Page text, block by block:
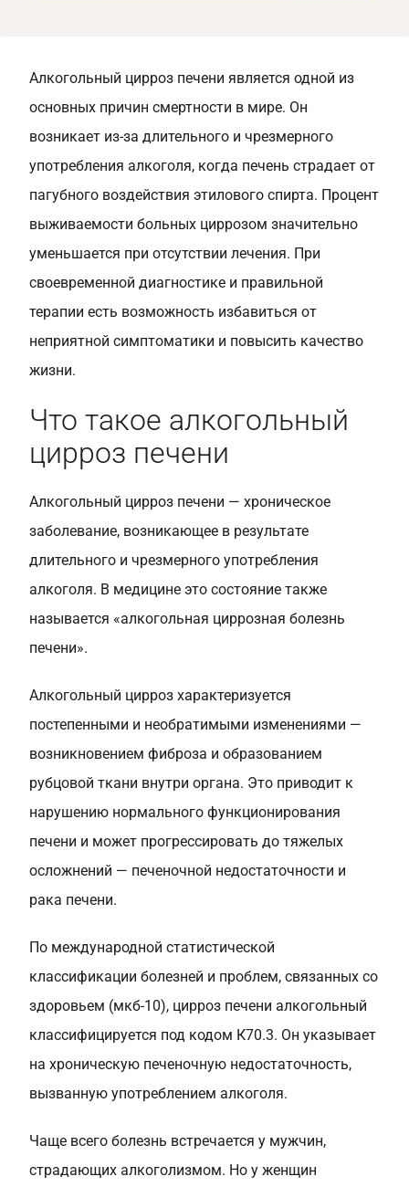
Алкогольный цирроз печени является одной из
основных причин смертности в мире. Он
возникает из-за длительного и чрезмерного
употребления алкоголя, когда печень страдает от
пагубного воздействия этилового спирта. Процент
выживаемости больных циррозом значительно
уменьшается при отсутствии лечения. При
своевременной диагностике и правильной
терапии есть возможность избавиться от
неприятной симптоматики и повысить качество
жизни.
Что такое алкогольный
цирроз печени
Алкогольный цирроз печени — хроническое
заболевание, возникающее в результате
длительного и чрезмерного употребления
алкоголя. В медицине это состояние также
называется «алкогольная циррозная болезнь
печени».
Алкогольный цирроз характеризуется
постепенными и необратимыми изменениями —
возникновением фиброза и образованием
рубцовой ткани внутри органа. Это приводит к
нарушению нормального функционирования
печени и может прогрессировать до тяжелых
осложнений — печеночной недостаточности и
рака печени.
По международной статистической
классификации болезней и проблем, связанных со
здоровьем (мкб-10), цирроз печени алкогольный
классифицируется под кодом К70.3. Он указывает
на хроническую печеночную недостаточность,
вызванную употреблением алкоголя.
Чаще всего болезнь встречается у мужчин,
страдающих алкоголизмом. Но у женщин